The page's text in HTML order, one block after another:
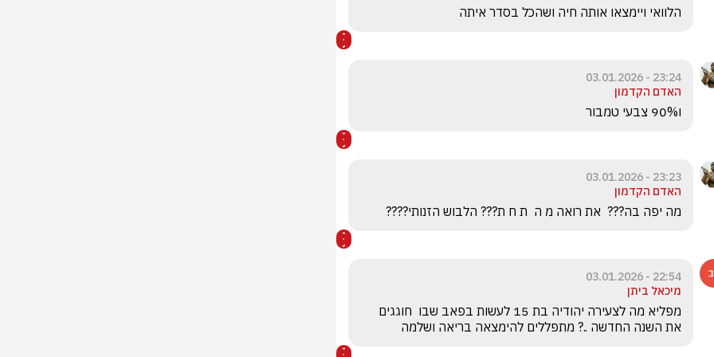
הלוואי ויימצאו אותה חיה ושהכל בסדר איתה
23:24 - 03.01.2026
האדם הקדמון
ו90% צבעי טמבור
23:23 - 03.01.2026
האדם הקדמון
מה יפה בה???  את רואה מ ה  ת ח ת??? הלבוש הזנותי????
22:54 - 03.01.2026
מיכאל ביתן
את השנה החדשה ..? מתפללים להימצאה בריאה ושלמה